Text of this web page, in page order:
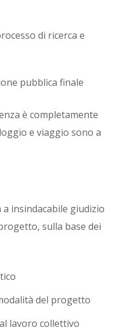
di ricerca e
pubblica finale
è completamente
e viaggio sono a
insindacabile giudizio
sulla base dei
del progetto
lavoro collettivo